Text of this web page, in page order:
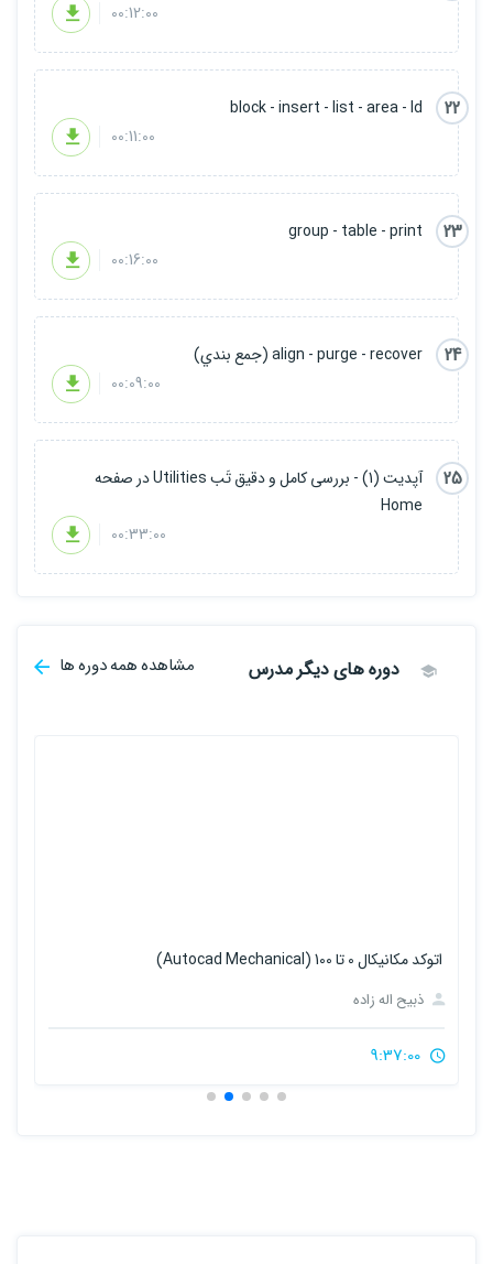
00:12:00
22
block - insert - list - area - Id
00:11:00
23
group - table - print
00:16:00
24
align - purge - recover (جمع بندي)
00:09:00
25
آپدیت (1) - بررسی کامل و دقیق تَب Utilities در صفحه
Home
00:33:00
دوره های دیگر مدرس مشاهده همه دوره ها
اتوکد مکانیکال 0 تا 100 (Autocad Mechanical)
ذبیح اله زاده